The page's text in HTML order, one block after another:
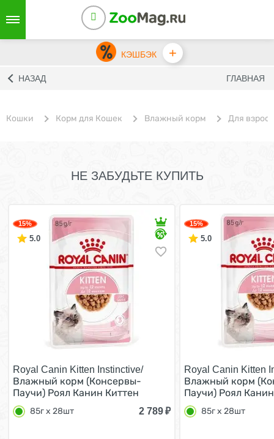
КЭШБЭК +
НАЗАД ГЛАВНАЯ
Кошки Корм для Кошек Влажный корм Для
НЕ ЗАБУДЬТЕ КУПИТЬ
15%
5.0
Royal Canin Kitten Instinctive/
Влажный корм (Консервы-
Паучи) Роял Канин Киттен
Инстинктив для Котят в
возрасте от 4 до 12 месяцев в
85г х 28шт 2 789₽
15%
5.0
Royal Canin Kitten
Влажный корм
Паучи) Роял
Инстинктив для
возрасте от 4 до
85г х 28шт